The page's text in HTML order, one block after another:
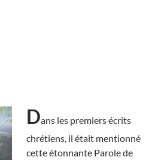
Dans les premiers écrits
chrétiens, il était mentionné
cette étonnante Parole de